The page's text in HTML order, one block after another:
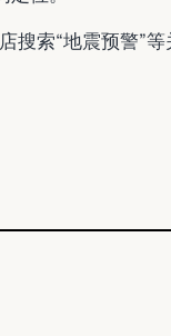
索“地震预警”等